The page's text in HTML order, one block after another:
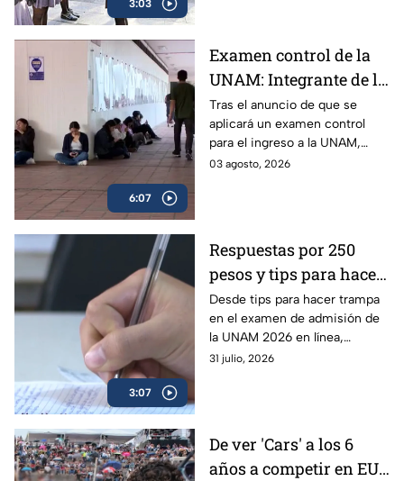
3:03
6:07
Examen control de la
UNAM: Integrante de la
Comisión Técnica
explica a quiénes se
aplicará y cómo
funcionará | VIDEO
Tras el anuncio de que se
aplicará un examen control
para el ingreso a la UNAM,
surgieron muchas dudas
03 agosto, 2026
3:07
Respuestas por 250
pesos y tips para hacer
trampa en el examen
de admisión de la
UNAM 2026
Desde tips para hacer trampa
en el examen de admisión de
la UNAM 2026 en línea,
filtración de preguntas y hasta
31 julio, 2026
De ver 'Cars' a los 6
años a competir en EU: